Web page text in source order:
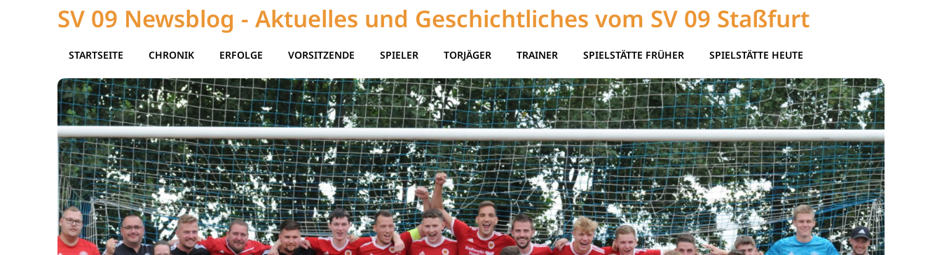
SV 09 Newsblog - Aktuelles und Geschichtliches vom SV 09 Staßfurt
STARTSEITE CHRONIK ERFOLGE VORSITZENDE SPIELER TORJÄGER TRAINER SPIELSTÄTTE FRÜHER SPIELSTÄTTE HEUTE